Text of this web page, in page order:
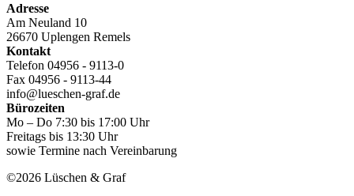
Adresse
Am Neuland 10
26670 Uplengen Remels
Kontakt
Telefon 04956 - 9113-0
Fax 04956 - 9113-44
info@lueschen-graf.de
Bürozeiten
Mo – Do 7:30 bis 17:00 Uhr
Freitags bis 13:30 Uhr
sowie Termine nach Vereinbarung
©2026 Lüschen & Graf